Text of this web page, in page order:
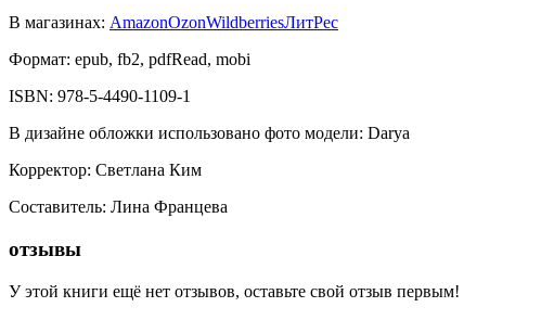
В магазинах: AmazonOzonWildberriesЛитРес
Формат: epub, fb2, pdfRead, mobi
ISBN: 978-5-4490-1109-1
В дизайне обложки использовано фото модели: Darya
Корректор: Светлана Ким
Составитель: Лина Францева
отзывы
У этой книги ещё нет отзывов, оставьте свой отзыв первым!